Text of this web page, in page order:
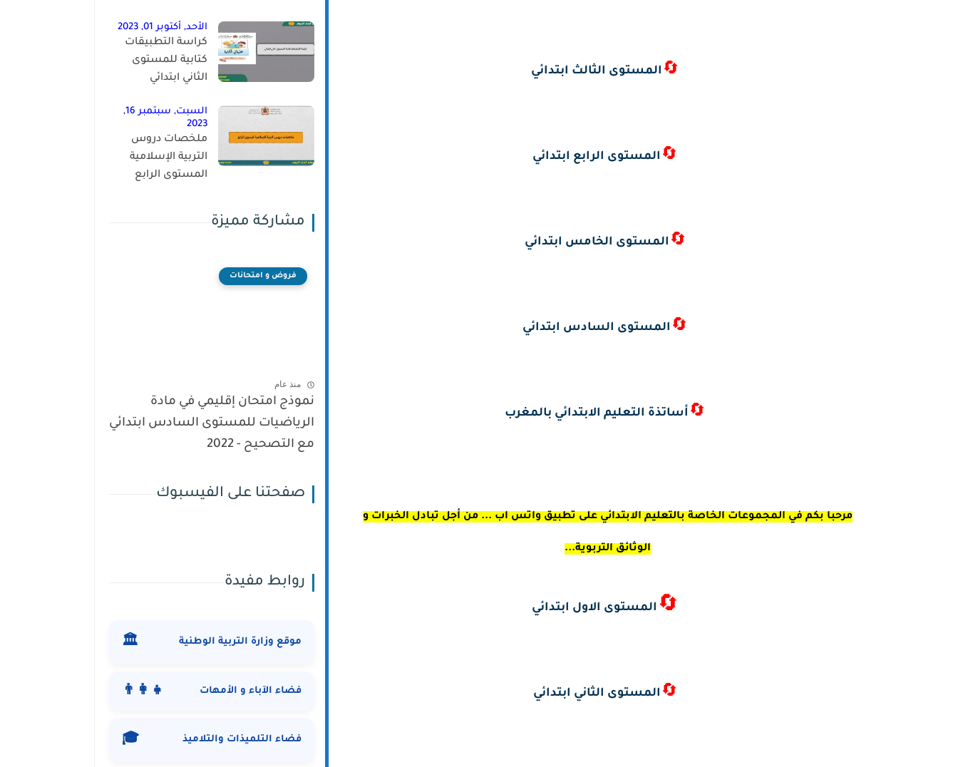
🔄 المستوى الثالث ابتدائي
🔄 المستوى الرابع ابتدائي
🔄 المستوى الخامس ابتدائي
🔄 المستوى السادس ابتدائي
🔄 أساتذة التعليم الابتدائي بالمغرب
مرحبا بكم في المجموعات الخاصة بالتعليم الابتدائي على تطبيق واتس اب ... من أجل تبادل الخبرات و
الوثائق التربوية...
🔄 المستوى الاول ابتدائي
🔄 المستوى الثاني ابتدائي
الخامس
الأحد, أكتوبر 01, 2023
كراسة التطبيقات
كتابية للمستوى
الثاني ابتدائي
السبت, سبتمبر 16,
2023
ملخصات دروس
التربية الإسلامية
المستوى الرابع
مشاركة مميزة
فروض و امتحانات
منذ عام
نموذج امتحان إقليمي في مادة
الرياضيات للمستوى السادس ابتدائي
مع التصحيح - 2022
صفحتنا على الفيسبوك
روابط مفيدة
موقع وزارة التربية الوطنية 🏛️
فضاء الآباء و الأمهات 👨‍👩‍👧
فضاء التلميذات والتلاميذ 🎓